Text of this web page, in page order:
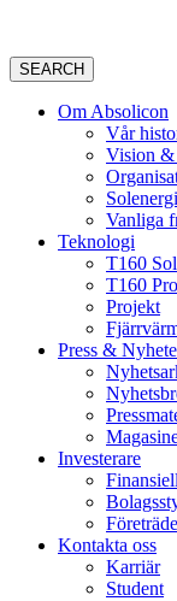
SEARCH
Om Absolicon
Vår
Vision &
Solenergi
Vanliga
Teknologi
T160
T160
Projekt
Press &
Investerare
Kontakta oss
Karriär
Student